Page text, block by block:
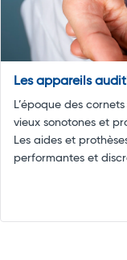
Les appareils
L’époque des
vieux sonotones et
Les aides et
performantes et